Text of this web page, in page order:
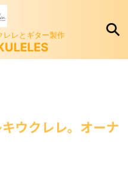
レレとギター製作
ウクレレ。オーナ